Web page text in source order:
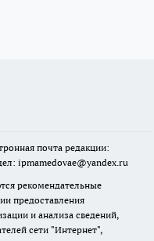
почта редакции:
ipmamedovae@yandex.ru
рекомендательные
предоставления
и анализа сведений,
сети "Интернет",